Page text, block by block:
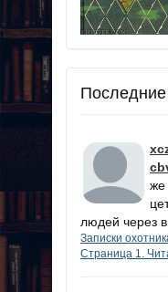
же
людей через
Записки
Страница 1.